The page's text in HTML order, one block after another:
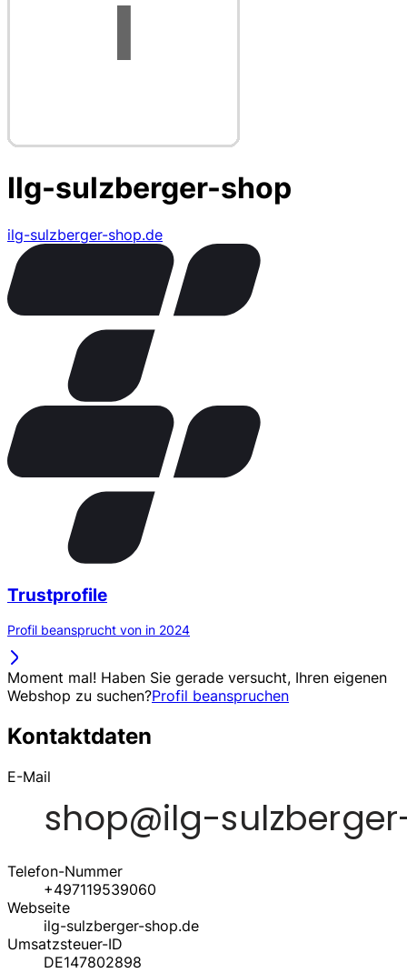
Ilg-sulzberger-shop
ilg-sulzberger-shop.de
Trustprofile
Profil beansprucht von in 2024
Moment mal! Haben Sie gerade versucht, Ihren eigenen
Webshop zu suchen?Profil beanspruchen
Kontaktdaten
E-Mail
Telefon-Nummer
+497119539060
Webseite
ilg-sulzberger-shop.de
Umsatzsteuer-ID
DE147802898